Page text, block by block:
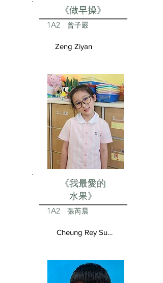
《做早操》
1A2 曾子嚴
Zeng Ziyan
《我最愛的
水果》
1A2 張芮晨
Cheung Rey Sun Vivienne